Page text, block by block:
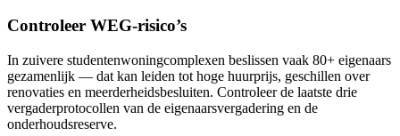
Controleer WEG-risico’s
In zuivere studentenwoningcomplexen beslissen vaak 80+ eigenaars
gezamenlijk — dat kan leiden tot hoge huurprijs, geschillen over
renovaties en meerderheidsbesluiten. Controleer de laatste drie
vergaderprotocollen van de eigenaarsvergadering en de
onderhoudsreserve.